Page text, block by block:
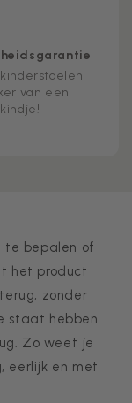
van een
te bepalen of
het product
zonder
staat hebben
Zo weet je
eerlijk en met